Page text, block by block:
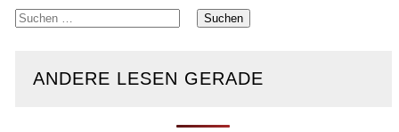
Suchen
ANDERE LESEN GERADE